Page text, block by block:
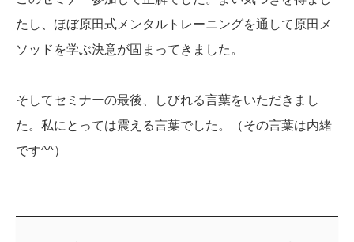
たし、ほぼ原田式メンタルトレーニングを通して原田メ
ソッドを学ぶ決意が固まってきました。
そしてセミナーの最後、しびれる言葉をいただきまし
た。私にとっては震える言葉でした。（その言葉は内緒
です^^）